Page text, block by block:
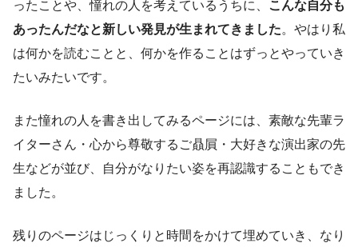
ったことや、憧れの人を考えているうちに、
こんな自分も
あったんだなと新しい発見が生まれてきました。やはり私
は何かを読むことと、何かを作ることはずっとやっていき
たいみたいです。
また憧れの人を書き出してみるページには、素敵な先輩ラ
イターさん・心から尊敬するご贔屓・大好きな演出家の先
生などが並び、自分がなりたい姿を再認識することもでき
ました。
残りのページはじっくりと時間をかけて埋めていき、なり